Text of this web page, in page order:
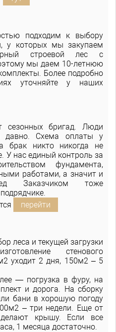
подходим к выбору
у которых мы закупаем
строевой лес с
мы даем 10-летнюю
Более подробно
уточняйте у наших
бригад. Люди
давно. Схема оплаты у
брак никто никогда не
У нас единый контроль за
фундамента,
работами, а значит и
Заказчиком тоже
перейти
леса и текущей загрузки
стенового
уходит 2 дня, 150м2 – 5
— погрузка в фуру, на
и дорога. На сборку
бани в хорошую погоду
– три недели. Еще от
крышу. Если все
1 месяца достаточно.